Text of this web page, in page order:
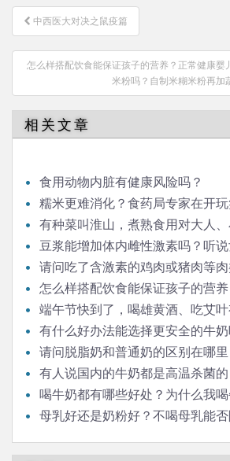
文
章
导
航
中西医大对决之鼠疫篇
怎么样搭配饮食能保证孩子的营养？正常健康婴
米粉吗？自制米糊米粉再加
相关文章
食用动物内脏有健康风险吗？
糯米更难消化？食药局专家在开玩
有种菜叫淮山，煮熟食用对大人
场上有冒充淮山的，那是什么，对人
豆浆能增加体内雌性激素吗？听
以补充雌激素，那男性是否适合经
请问吃了含激素的鸡肉或猪肉等
害？蔬菜或水果呢，比如媒体经常
怎么样搭配饮食能保证孩子的营
辅食，一定需要用配方米粉吗？自制
肉泥是否也可以？
端午节快到了，喝雄黄酒、吃艾
每年端午，我们家都会点艾草熏屋子
吗？我们家有小孩。
有什么好办法能选择更安全的牛奶
请问脱脂奶和普通奶的区别在哪里
有人说国内的牛奶都是高温杀菌
都变性了，失去了营养价值，是这样
喝牛奶都有哪些好处？为什么我
子，有什么办法可以防止吗？
母乳好还是奶粉好？不喝母乳能